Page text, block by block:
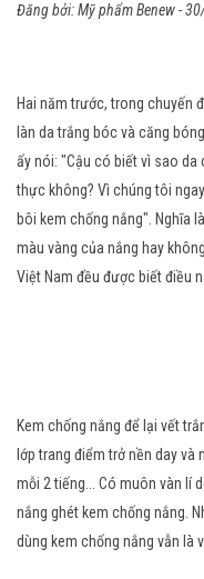
Đăng bởi:Mỹ phẩm Benew-
Hai năm trước, trong chuyến
làn da trắng bóc và căng
ấy nói: "Cậu có biết vì sao da
thực không? Vì chúng tôi
bôi kem chống nắng". Nghĩa
màu vàng của nắng hay
Việt Nam đều được biết điều
Kem chống nắng để lại vết
lớp trang điểm trở nền day
mỗi 2 tiếng... Có muôn vàn lí
nắng ghét kem chống nắng.
dùng kem chống nắng vẫn là